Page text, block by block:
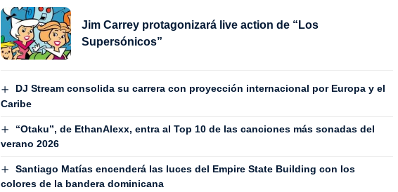
Jim Carrey protagonizará live action de “Los
Supersónicos”
DJ Stream consolida su carrera con proyección internacional por Europa y el
Caribe
“Otaku”, de EthanAlexx, entra al Top 10 de las canciones más sonadas del
verano 2026
Santiago Matías encenderá las luces del Empire State Building con los
colores de la bandera dominicana